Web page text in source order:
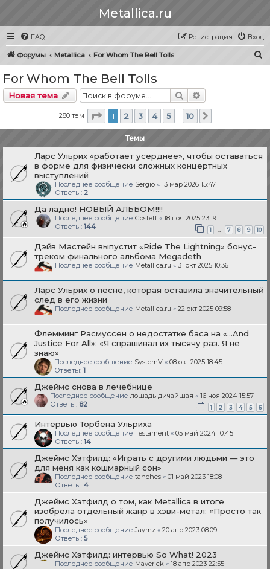
Metallica.ru
FAQ Вход
Регистрация
Форумы Metallica For Whom The Bell Tolls
For Whom The Bell Tolls
Новая тема Поиск
280 тем Страница из 10
1 2 3 4 5 … 10
Темы
Ларс Ульрих «работает усерднее», чтобы оставаться
в форме для физически сложных концертных
выступлений
Последнее сообщение Sergio « 13 мар 2026 15:47
Ответы: 2
Да ладно! НОВЫЙ АЛЬБОМ!!!!
Последнее сообщение Gosteff « 18 ноя 2025 23:19
Ответы: 144 1 7 8 9 10
Дэйв Мастейн выпустит «Ride The Lightning» бонус-
треком финального альбома Megadeth
Последнее сообщение Metallica.ru « 31 окт 2025 10:36
Ларс Ульрих о песне, которая оставила значительный
след в его жизни
Последнее сообщение Metallica.ru « 22 окт 2025 09:58
Флемминг Расмуссен о недостатке баса на «...And
Justice For All»: «Я спрашивал их тысячу раз. Я не
знаю»
Последнее сообщение SystemV « 08 окт 2025 18:45
Ответы: 1
Джеймс снова в лечебнице
Последнее сообщениелошадь дичайшая « 16 ноя 2024 15:57
Ответы: 82 1 2 3 4 5 6
Интервью Торбена Ульриха
Последнее сообщение Testament « 05 май 2024 10:45
Ответы: 14
Джеймс Хэтфилд: «Играть с другими людьми — это
для меня как кошмарный сон»
Последнее сообщение tanches « 01 май 2023 18:08
Ответы: 4
Джеймс Хэтфилд о том, как Metallica в итоге
изобрела отдельный жанр в хэви-метал: «Просто так
получилось»
Последнее сообщениеJaymz « 20 апр 2023 08:09
Ответы: 5
Джеймс Хэтфилд: интервью So What! 2023
Последнее сообщение Maverick « 18 апр 2023 22:55